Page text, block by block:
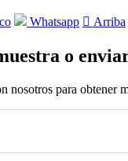
Whatsapp  Arriba
o
nosotros para obtener